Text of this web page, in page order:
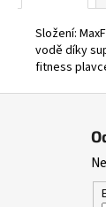
Složení:
vodě díky
fitness